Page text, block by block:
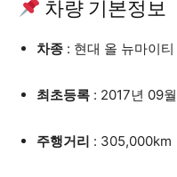
차량 기본정보
차종 : 현대 올 뉴마이
최초등록 : 2017년 09월
주행거리 : 305,000km